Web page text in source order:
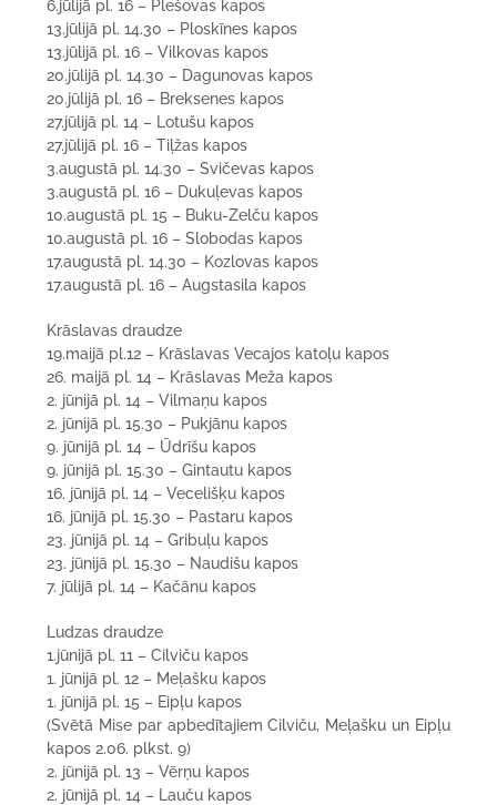
6.jūlijā pl. 16 – Plešovas kapos
13.jūlijā pl. 14.30 – Ploskīnes kapos
13.jūlijā pl. 16 – Vilkovas kapos
20.jūlijā pl. 14.30 – Dagunovas kapos
20.jūlijā pl. 16 – Breksenes kapos
27.jūlijā pl. 14 – Lotušu kapos
27.jūlijā pl. 16 – Tiļžas kapos
3.augustā pl. 14.30 – Svičevas kapos
3.augustā pl. 16 – Dukuļevas kapos
10.augustā pl. 15 – Buku-Zelču kapos
10.augustā pl. 16 – Slobodas kapos
17.augustā pl. 14.30 – Kozlovas kapos
17.augustā pl. 16 – Augstasila kapos
Krāslavas draudze
19.maijā pl.12 – Krāslavas Vecajos katoļu kapos
26. maijā pl. 14 – Krāslavas Meža kapos
2. jūnijā pl. 14 – Vilmaņu kapos
2. jūnijā pl. 15.30 – Pukjānu kapos
9. jūnijā pl. 14 – Ūdrīšu kapos
9. jūnijā pl. 15.30 – Gintautu kapos
16. jūnijā pl. 14 – Vecelišķu kapos
16. jūnijā pl. 15.30 – Pastaru kapos
23. jūnijā pl. 14 – Gribuļu kapos
23. jūnijā pl. 15.30 – Naudišu kapos
7. jūlijā pl. 14 – Kačānu kapos
Ludzas draudze
1.jūnijā pl. 11 – Cilviču kapos
1. jūnijā pl. 12 – Meļašku kapos
1. jūnijā pl. 15 – Eipļu kapos
(Svētā Mise par apbedītajiem Cilviču, Meļašku un Eipļu
kapos 2.06. plkst. 9)
2. jūnijā pl. 13 – Vērņu kapos
2. jūnijā pl. 14 – Lauču kapos